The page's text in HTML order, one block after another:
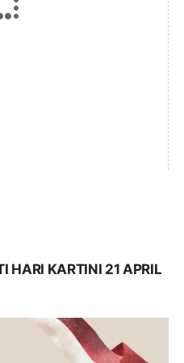
HARI KARTINI 21 APRIL